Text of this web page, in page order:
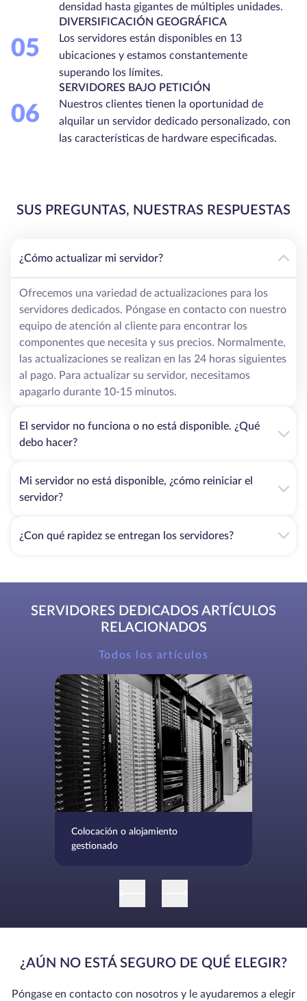
densidad hasta gigantes de múltiples unidades.
05
DIVERSIFICACIÓN GEOGRÁFICA
Los servidores están disponibles en 13
ubicaciones y estamos constantemente
superando los límites.
06
SERVIDORES BAJO PETICIÓN
Nuestros clientes tienen la oportunidad de
alquilar un servidor dedicado personalizado, con
las características de hardware especificadas.
SUS PREGUNTAS, NUESTRAS RESPUESTAS
¿Cómo actualizar mi servidor?
Ofrecemos una variedad de actualizaciones para los
servidores dedicados. Póngase en contacto con nuestro
equipo de atención al cliente para encontrar los
componentes que necesita y sus precios. Normalmente,
las actualizaciones se realizan en las 24 horas siguientes
al pago. Para actualizar su servidor, necesitamos
apagarlo durante 10-15 minutos.
El servidor no funciona o no está disponible. ¿Qué
debo hacer?
Mi servidor no está disponible, ¿cómo reiniciar el
servidor?
¿Con qué rapidez se entregan los servidores?
SERVIDORES DEDICADOS ARTÍCULOS
RELACIONADOS
Todos los artículos
Colocación o alojamiento
gestionado
¿AÚN NO ESTÁ SEGURO DE QUÉ ELEGIR?
Póngase en contacto con nosotros y le ayudaremos a elegir